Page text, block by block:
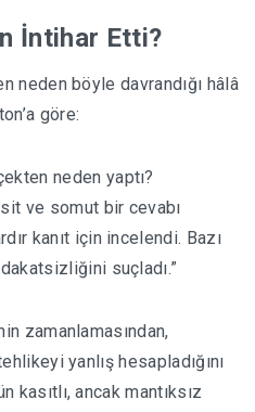
İntihar Etti?
neden böyle davrandığı hâlâ
göre:
neden yaptı?
ve somut bir cevabı
kanıt için incelendi. Bazı
suçladı.”
zamanlamasından,
yanlış hesapladığını
kasıtlı, ancak mantıksız